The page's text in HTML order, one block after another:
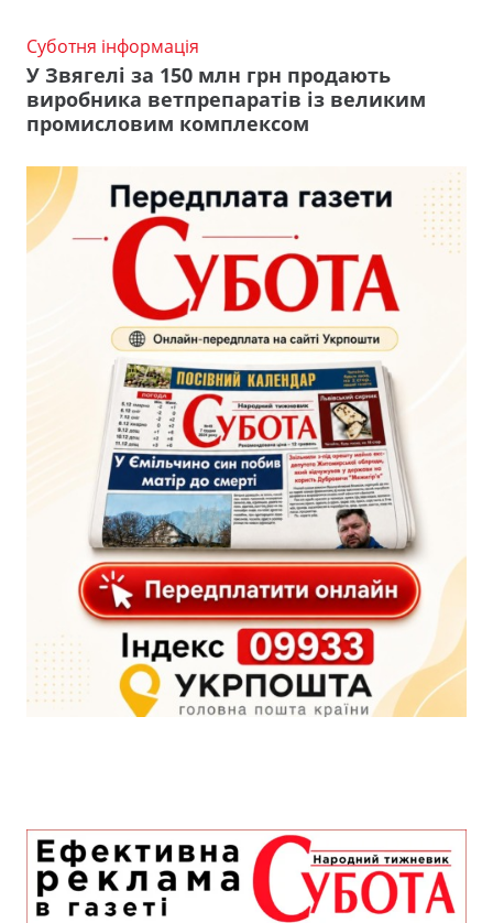
Суботня інформація
У Звягелі за 150 млн грн продають
виробника ветпрепаратів із великим
промисловим комплексом